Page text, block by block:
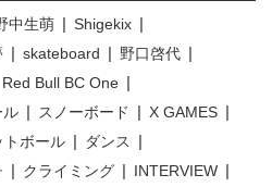
中生萌
Shigekix
skateboard
野口啓代
Red Bull BC One
ル スノーボード
X GAMES
トボール
ダンス
クライミング
INTERVIEW